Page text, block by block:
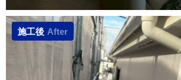
施工後 After